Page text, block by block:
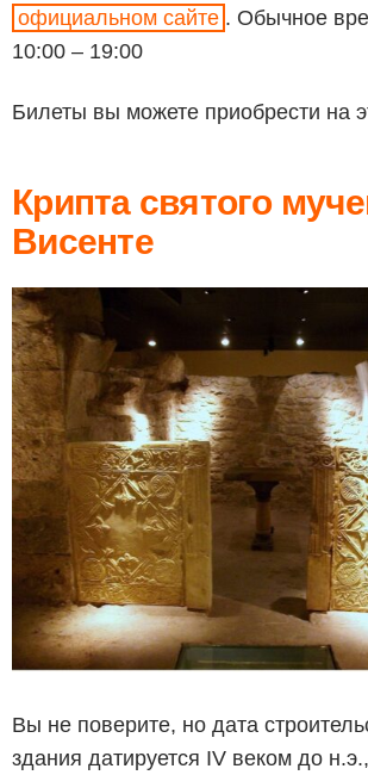
официальном сайте . Обычное
10:00 – 19:00
Билеты вы можете приобрести на
Крипта святого
Висенте
Вы не поверите, но дата
здания датируется IV веком до